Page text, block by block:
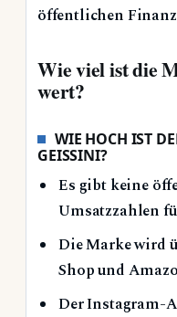
öffentlichen
Wie viel ist die
wert?
WIE HOCH IST
GEISSINI?
Es gibt keine
Umsatzzahlen
Die Marke wird
Shop und
Der Instagram-